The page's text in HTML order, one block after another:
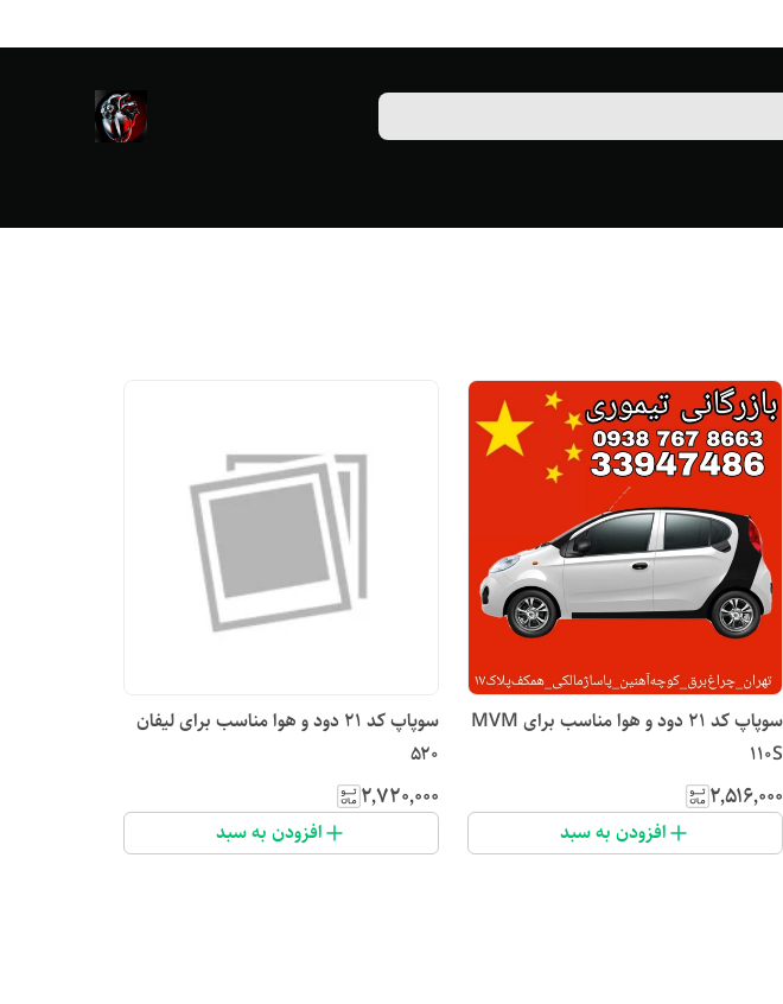
سوپاپ کد ۲۱ دود و هوا مناسب برای MVM
110S
۲٬۵۱۶٬۰۰۰
افزودن به سبد
سوپاپ کد ۲۱ دود و هوا مناسب برای لیفان
۵۲۰
۲٬۷۲۰٬۰۰۰
افزودن به سبد